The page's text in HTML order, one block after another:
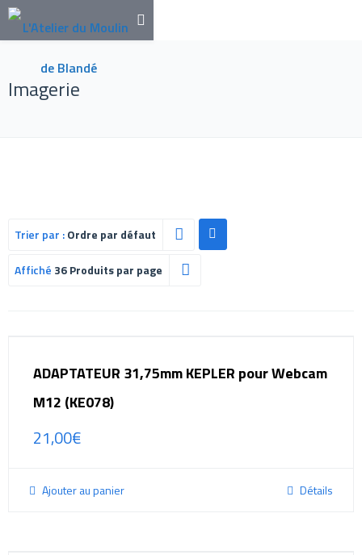
Imagerie
Trier par :Ordre par défaut
Affiché 36 Produits par page
ADAPTATEUR 31,75mm KEPLER pour Webcam
M12 (KE078)
21,00€
Ajouter au panier Détails